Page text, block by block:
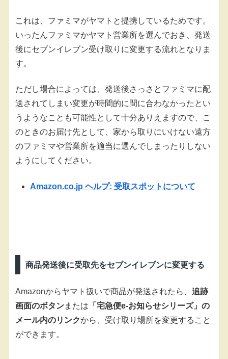
これは、ファミマがヤマトと提携しているためです。
いったんファミマかヤマト営業所を選んでおき、発送
後にセブンイレブン受け取りに変更する流れとなりま
す。
ただし場合によっては、発送後さっさとファミマに配
送されてしまい変更が時間的に間に合わなかったとい
うようなことも可能性として十分ありえますので、こ
のときのお届け先として、家から取りにいけない遠方
のファミマや営業所を適当に選んでしまったりしない
ようにしてください。
Amazon.co.jp ヘルプ: 受取スポットについて
商品発送後に受取先をセブンイレブンに変更する
Amazonからヤマト扱いで商品が発送されたら、 追跡
画面のボタンまたは 「宅急便e-お知らせシリーズ」の
メール内のリンクから、受け取り場所を変更すること
ができます。